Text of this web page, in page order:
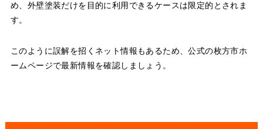
め、外壁塗装だけを目的に利用できるケースは限定的とされま
す。
このように誤解を招くネット情報もあるため、公式の枚方市ホ
ームページで最新情報を確認しましょう。